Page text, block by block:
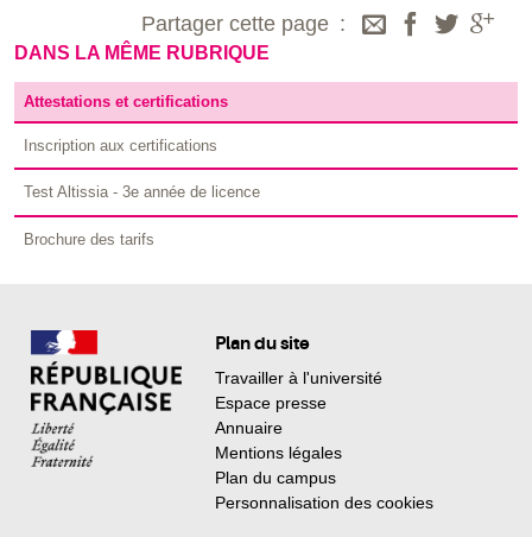
Partager cette page
DANS LA MÊME RUBRIQUE
Attestations et certifications
Inscription aux certifications
Test Altissia - 3e année de licence
Brochure des tarifs
Plan du site
Travailler à l'université
Espace presse
Annuaire
Mentions légales
Plan du campus
Personnalisation des cookies